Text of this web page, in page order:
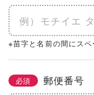
※苗字と名前の間にスペ
必須 郵便番号